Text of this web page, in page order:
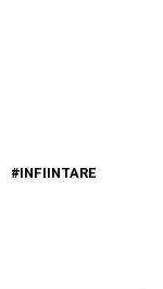
INFIINTARE